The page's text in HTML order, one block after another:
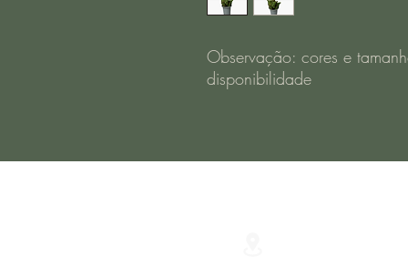
Observação: cores e
disponibilidade